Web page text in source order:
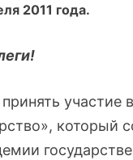
2011 года.
участие
который